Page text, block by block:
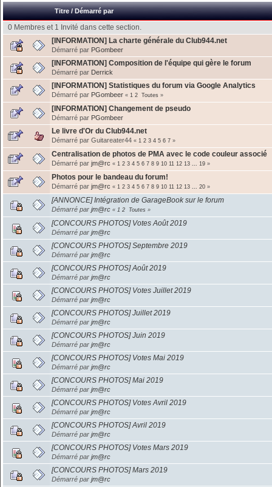
Titre/Démarré par
0 Membres et 1 Invité dans cette section.
[INFORMATION] La charte générale du Club944.net
Démarré par PGombeer
[INFORMATION] Composition de l'équipe qui gère le forum
Démarré par Derrick
[INFORMATION] Statistiques du forum via Google Analytics
Démarré par PGombeer « 1 2 Toutes »
[INFORMATION] Changement de pseudo
Démarré par PGombeer
Le livre d'Or du Club944.net
Démarré par Guitareater44 « 1 2 3 4 5 6 7»
Centralisation de photos de PMA avec le code couleur associé
Démarré par jm@rc « 1 2 3 4 5 6 7 8 9 10 11 12 13 ... 19»
Photos pour le bandeau du forum!
Démarré par jm@rc « 1 2 3 4 5 6 7 8 9 10 11 12 13 ... 20»
[ANNONCE] Intégration de GarageBook sur le forum
Démarré par jm@rc « 1 2 Toutes »
[CONCOURS PHOTOS] Votes Août 2019
Démarré par jm@rc
[CONCOURS PHOTOS] Septembre 2019
Démarré par jm@rc
[CONCOURS PHOTOS] Août 2019
Démarré par jm@rc
[CONCOURS PHOTOS] Votes Juillet 2019
Démarré par jm@rc
[CONCOURS PHOTOS] Juillet 2019
Démarré par jm@rc
[CONCOURS PHOTOS] Juin 2019
Démarré par jm@rc
[CONCOURS PHOTOS] Votes Mai 2019
Démarré par jm@rc
[CONCOURS PHOTOS] Mai 2019
Démarré par jm@rc
[CONCOURS PHOTOS] Votes Avril 2019
Démarré par jm@rc
[CONCOURS PHOTOS] Avril 2019
Démarré par jm@rc
[CONCOURS PHOTOS] Votes Mars 2019
Démarré par jm@rc
[CONCOURS PHOTOS] Mars 2019
Démarré par jm@rc